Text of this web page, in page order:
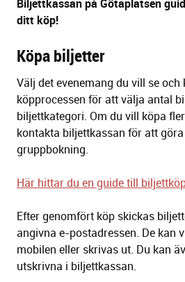
Biljettkassan på Götaplatsen
ditt köp!
Köpa biljetter
Välj det evenemang du vill se
köpprocessen för att välja antal
biljettkategori. Om du vill köpa
kontakta biljettkassan för att
gruppbokning.
Här hittar du en guide till
Efter genomfört köp skickas
angivna e-postadressen. De kan
mobilen eller skrivas ut. Du kan
utskrivna i biljettkassan.